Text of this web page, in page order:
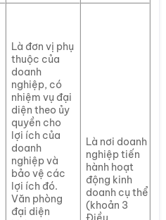
Là đơn vị phụ
thuộc của
doanh
nghiệp, có
nhiệm vụ đại
diện theo ủy
quyền cho
lợi ích của
doanh
nghiệp và
bảo vệ các
lợi ích đó.
Văn phòng
đại diện
Là nơi doanh
nghiệp tiến
hành hoạt
động kinh
doanh cụ thể
(khoản 3